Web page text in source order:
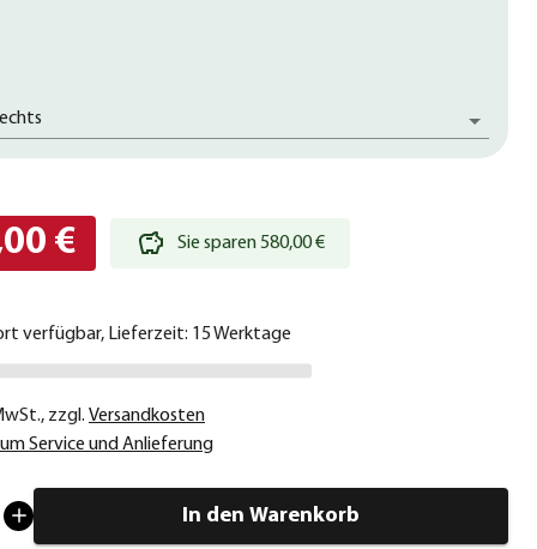
€ Sie sparen 580,00 €
verfügbar, Lieferzeit: 15 Werktage
, zzgl. Versandkosten
Service und Anlieferung
In den Warenkorb